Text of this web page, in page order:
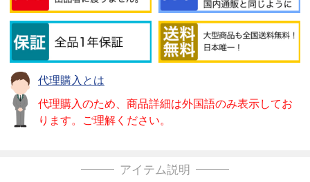
代理購入とは
代理購入のため、商品詳細は外国語のみ表示してお
ります。ご理解ください。
アイテム説明